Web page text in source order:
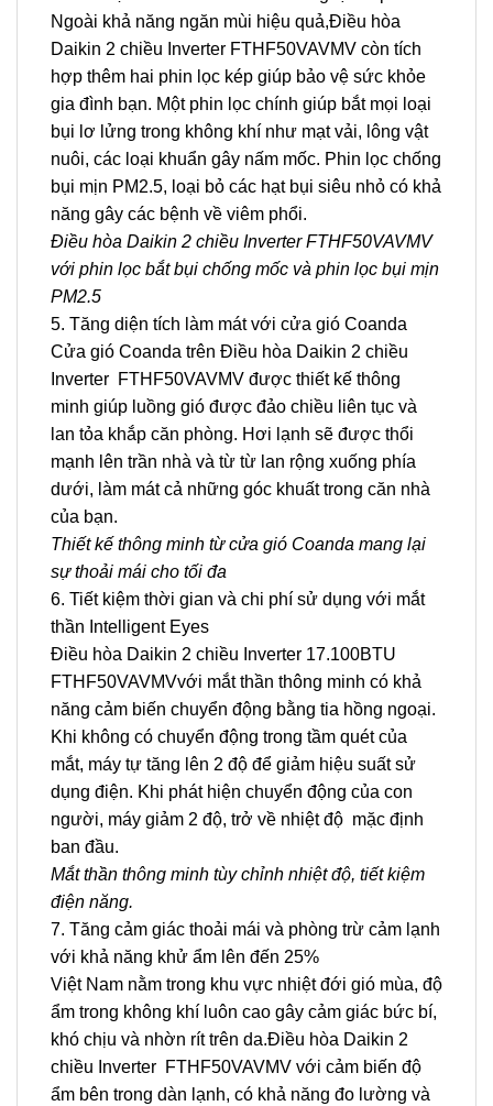
Ngoài khả năng ngăn mùi hiệu quả,Điều hòa
Daikin 2 chiều Inverter FTHF50VAVMV còn tích
hợp thêm hai phin lọc kép giúp bảo vệ sức khỏe
gia đình bạn. Một phin lọc chính giúp bắt mọi loại
bụi lơ lửng trong không khí như mạt vải, lông vật
nuôi, các loại khuẩn gây nấm mốc. Phin lọc chống
bụi mịn PM2.5, loại bỏ các hạt bụi siêu nhỏ có khả
năng gây các bệnh về viêm phổi.
Điều hòa Daikin 2 chiều Inverter FTHF50VAVMV
với phin lọc bắt bụi chống mốc và phin lọc bụi mịn
PM2.5
5. Tăng diện tích làm mát với cửa gió Coanda
Cửa gió Coanda trên Điều hòa Daikin 2 chiều
Inverter FTHF50VAVMV được thiết kế thông
minh giúp luồng gió được đảo chiều liên tục và
lan tỏa khắp căn phòng. Hơi lạnh sẽ được thổi
mạnh lên trần nhà và từ từ lan rộng xuống phía
dưới, làm mát cả những góc khuất trong căn nhà
của bạn.
Thiết kế thông minh từ cửa gió Coanda mang lại
sự thoải mái cho tối đa
6. Tiết kiệm thời gian và chi phí sử dụng với mắt
thần Intelligent Eyes
Điều hòa Daikin 2 chiều Inverter 17.100BTU
FTHF50VAVMVvới mắt thần thông minh có khả
năng cảm biến chuyển động bằng tia hồng ngoại.
Khi không có chuyển động trong tầm quét của
mắt, máy tự tăng lên 2 độ để giảm hiệu suất sử
dụng điện. Khi phát hiện chuyển động của con
người, máy giảm 2 độ, trở về nhiệt độ mặc định
ban đầu.
Mắt thần thông minh tùy chỉnh nhiệt độ, tiết kiệm
điện năng.
7. Tăng cảm giác thoải mái và phòng trừ cảm lạnh
với khả năng khử ẩm lên đến 25%
Việt Nam nằm trong khu vực nhiệt đới gió mùa, độ
ẩm trong không khí luôn cao gây cảm giác bức bí,
khó chịu và nhờn rít trên da.Điều hòa Daikin 2
chiều Inverter FTHF50VAVMV với cảm biến độ
ẩm bên trong dàn lạnh, có khả năng đo lường và